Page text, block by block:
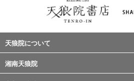
天狼院について
湘南天狼院